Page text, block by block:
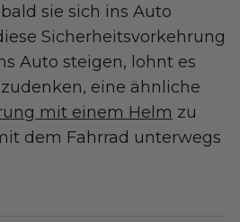
sie sich ins Auto
Sicherheitsvorkehrung
Auto steigen, lohnt es
eine ähnliche
mit einem Helm zu
dem Fahrrad unterwegs